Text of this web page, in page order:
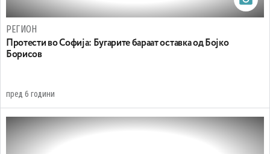
РЕГИОН
Протести во Софија: Бугарите бараат оставка од Бојко
Борисов
пред 6 години